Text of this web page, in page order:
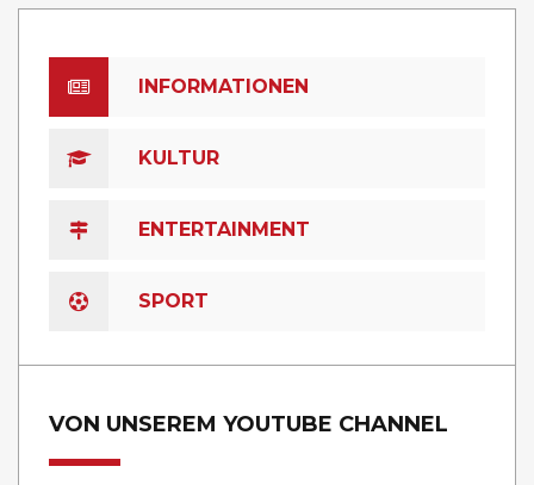
INFORMATIONEN
KULTUR
ENTERTAINMENT
SPORT
VON UNSEREM YOUTUBE CHANNEL